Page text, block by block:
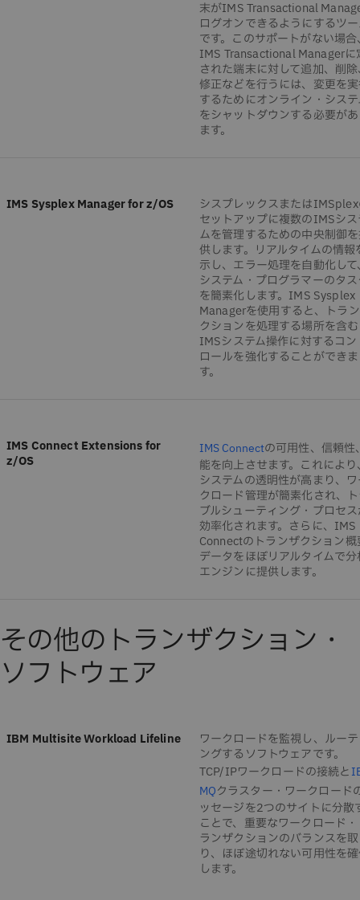
末がIMS Transactional
ログオンできるようにするツ
です。このサポートがない場合
IMS Transactional Managerに
された端末に対して追加、削
修正などを行うには、変更を
するためにオンライン・シス
をシャットダウンする必要が
ます。
IMS Sysplex Manager for z/OS
シスプレックスまたは
セットアップに複数のIMSシ
ムを管理するための中央制御
供します。リアルタイムの情報
示し、エラー処理を自動化して
システム・プログラマーのタ
を簡素化します。IMS Sysplex
Managerを使用すると、トラ
クションを処理する場所を含む
IMSシステム操作に対するコン
ロールを強化することができま
す。
IMS Connect Extensions for
z/OS
IMS Connectの可用性、信頼性
能を向上させます。これにより
システムの透明性が高まり、
クロード管理が簡素化され、
ブルシューティング・プロセ
効率化されます。さらに、IMS
Connectのトランザクション概
データをほぼリアルタイムで分
エンジンに提供します。
その他のトランザクション・
ソフトウェア
IBM Multisite Workload Lifeline
ワークロードを監視し、ルー
ングするソフトウェアです。
TCP/IPワークロードの接続と
MQクラスター・ワークロード
ッセージを2つのサイトに分散
ことで、重要なワークロード
ランザクションのバランスを取
り、ほぼ途切れない可用性を
します。